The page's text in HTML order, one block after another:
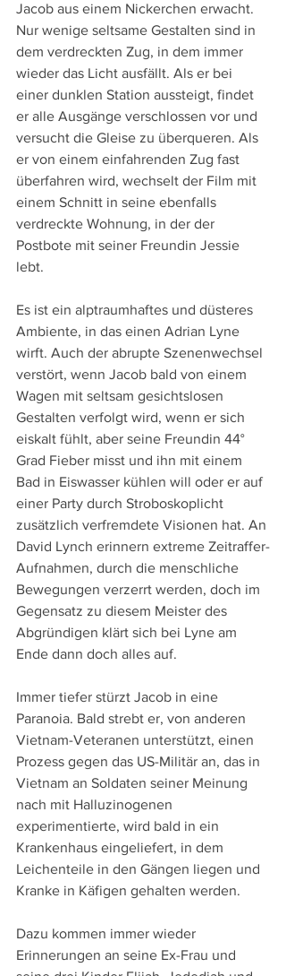
Jacob aus einem Nickerchen erwacht.
Nur wenige seltsame Gestalten sind in
dem verdreckten Zug, in dem immer
wieder das Licht ausfällt. Als er bei
einer dunklen Station aussteigt, findet
er alle Ausgänge verschlossen vor und
versucht die Gleise zu überqueren. Als
er von einem einfahrenden Zug fast
überfahren wird, wechselt der Film mit
einem Schnitt in seine ebenfalls
verdreckte Wohnung, in der der
Postbote mit seiner Freundin Jessie
lebt.
Es ist ein alptraumhaftes und düsteres
Ambiente, in das einen Adrian Lyne
wirft. Auch der abrupte Szenenwechsel
verstört, wenn Jacob bald von einem
Wagen mit seltsam gesichtslosen
Gestalten verfolgt wird, wenn er sich
eiskalt fühlt, aber seine Freundin 44°
Grad Fieber misst und ihn mit einem
Bad in Eiswasser kühlen will oder er auf
einer Party durch Stroboskoplicht
zusätzlich verfremdete Visionen hat. An
David Lynch erinnern extreme Zeitraffer-
Aufnahmen, durch die menschliche
Bewegungen verzerrt werden, doch im
Gegensatz zu diesem Meister des
Abgründigen klärt sich bei Lyne am
Ende dann doch alles auf.
Immer tiefer stürzt Jacob in eine
Paranoia. Bald strebt er, von anderen
Vietnam-Veteranen unterstützt, einen
Prozess gegen das US-Militär an, das in
Vietnam an Soldaten seiner Meinung
nach mit Halluzinogenen
experimentierte, wird bald in ein
Krankenhaus eingeliefert, in dem
Leichenteile in den Gängen liegen und
Kranke in Käfigen gehalten werden.
Dazu kommen immer wieder
Erinnerungen an seine Ex-Frau und